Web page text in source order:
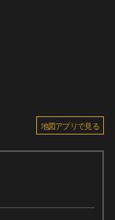
地図アプリで見る